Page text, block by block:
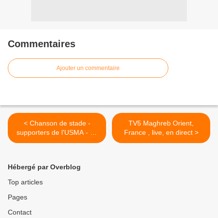
Commentaires
Ajouter un commentaire
< Chanson de stade -
supporters de l'USMA - La
casa del Mouradia
TV5 Maghreb Orient,
France , live, en direct >
Hébergé par Overblog
Top articles
Pages
Contact